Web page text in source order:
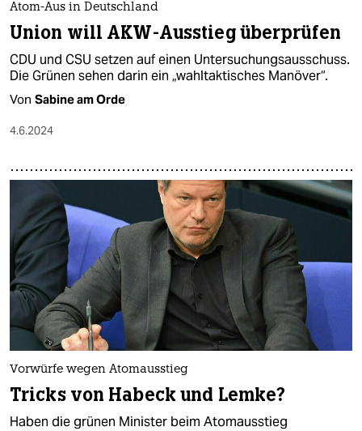
Atom-Aus in Deutschland
Union will AKW-Ausstieg überprüfen
CDU und CSU setzen auf einen Untersuchungsausschuss.
Die Grünen sehen darin ein „wahltaktisches Manöver“.
Von Sabine am Orde
4.6.2024
Vorwürfe wegen Atomausstieg
Tricks von Habeck und Lemke?
Haben die grünen Minister beim Atomausstieg